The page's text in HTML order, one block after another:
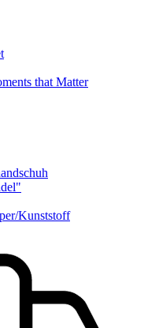
that Matter
Kunststoff